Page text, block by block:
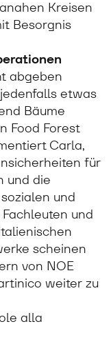
Kreisen
Besorgnis
abgeben
etwas
Bäume
Food Forest
Carla,
für
und die
und
und
scheinen
von NOE
weiter zu
alla